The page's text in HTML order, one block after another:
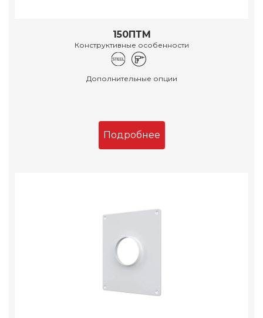
150ПТМ
Конструктивные особенности
Дополнительные опции
Подробнее